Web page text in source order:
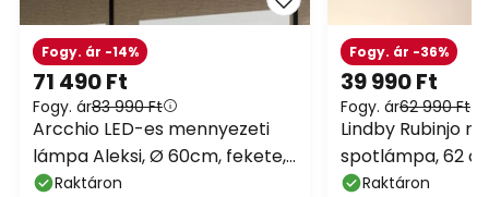
71 490 Ft
Fogy. ár83 990 Ft
Fogy. ár -14%
Arcchio LED-es mennyezeti
lámpa Aleksi, Ø 60cm, fekete,
fém, CCT
Raktáron
39 990 Ft
Fogy. ár62 990 Ft
Fogy. ár -36%
Lindby Rubinjo
spotlámpa, 62
fa, GU10
Raktáron